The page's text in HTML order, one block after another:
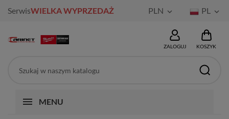
SerwisWIELKA WYPRZEDAŻ PLN  PL 
ZALOGUJ KOSZYK
MENU